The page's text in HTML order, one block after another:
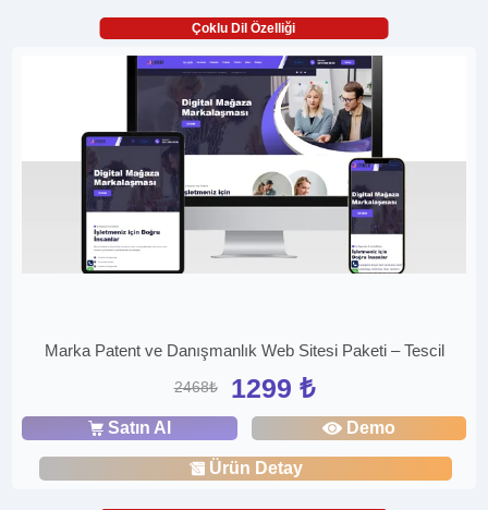
Çoklu Dil Özelliği
Marka Patent ve Danışmanlık Web Sitesi Paketi – Tescil
2468₺ 1299 ₺
Satın Al Demo
Ürün Detay